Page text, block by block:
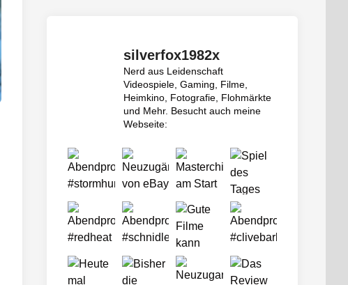
silverfox1982x
Nerd aus Leidenschaft
Videospiele, Gaming, Filme,
Heimkino, Fotografie, Flohmärkte
und Mehr. Besucht auch meine
Webseite: